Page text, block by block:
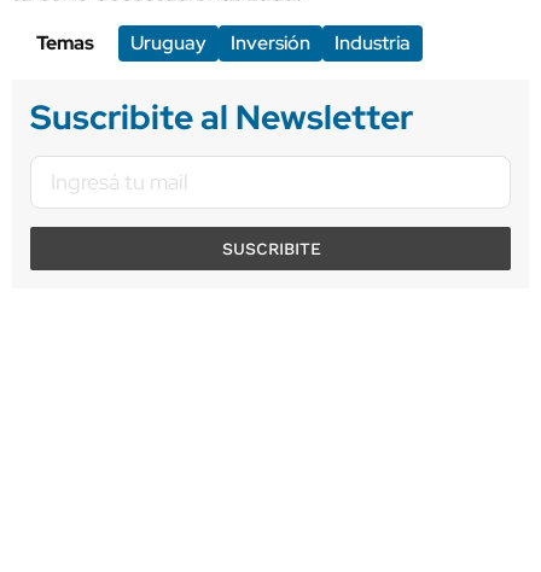
Temas
Uruguay Inversión Industria
Suscribite al Newsletter
SUSCRIBITE